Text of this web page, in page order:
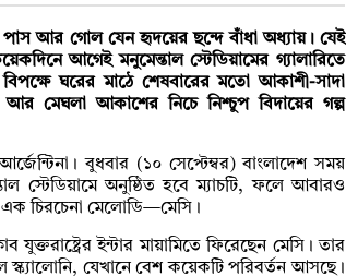
আর গোল যেন হৃদয়ের ছন্দে বাঁধা অধ্যায়। যেই
আগেই মনুমেন্তাল স্টেডিয়ামের গ্যালারিতে
ঘরের মাঠে শেষবারের মতো আকাশী-সাদা
মেঘলা আকাশের নিচে নিশ্চুপ বিদায়ের গল্প
বুধবার (১০ সেপ্টেম্বর) বাংলাদেশ সময়
স্টেডিয়ামে অনুষ্ঠিত হবে ম্যাচটি, ফলে আবারও
এক চিরচেনা মেলোডি—মেসি।
ইন্টার মায়ামিতে ফিরেছেন মেসি। তার
যেখানে বেশ কয়েকটি পরিবর্তন আসছে।